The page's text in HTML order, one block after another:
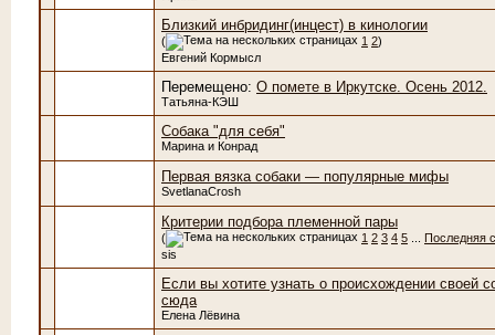
Близкий инбридинг(инцест) в кинологии
( 1 2)
Евгений Кормысл
Перемещено: О помете в Иркутске. Осень 2012.
Татьяна-КЭШ
Собака "для себя"
Марина и Конрад
Первая вязка собаки — популярные мифы
SvetlanaCrosh
Критерии подбора племенной пары
( 1 2 3 4 5
Последняя
sis
Если вы хотите узнать о происхождении своей
сюда
Елена Лёвина